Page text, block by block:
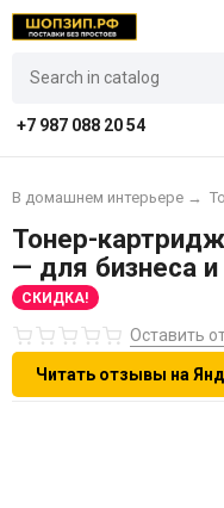
+7 987 088 20 54
В домашнем интерьере →
Тонер-
— для бизнеса
СКИДКА!
Оставить
Читать отзывы на